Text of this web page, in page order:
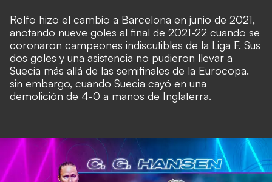
Rolfo hizo el cambio a Barcelona en junio de 2021,
anotando nueve goles al final de 2021-22 cuando se
coronaron campeones indiscutibles de la Liga F. Sus
dos goles y una asistencia no pudieron llevar a
Suecia más allá de las semifinales de la Eurocopa.
sin embargo, cuando Suecia cayó en una
demolición de 4-0 a manos de Inglaterra.